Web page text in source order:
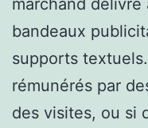
bandeaux
supports
rémunérés par
des visites, ou si